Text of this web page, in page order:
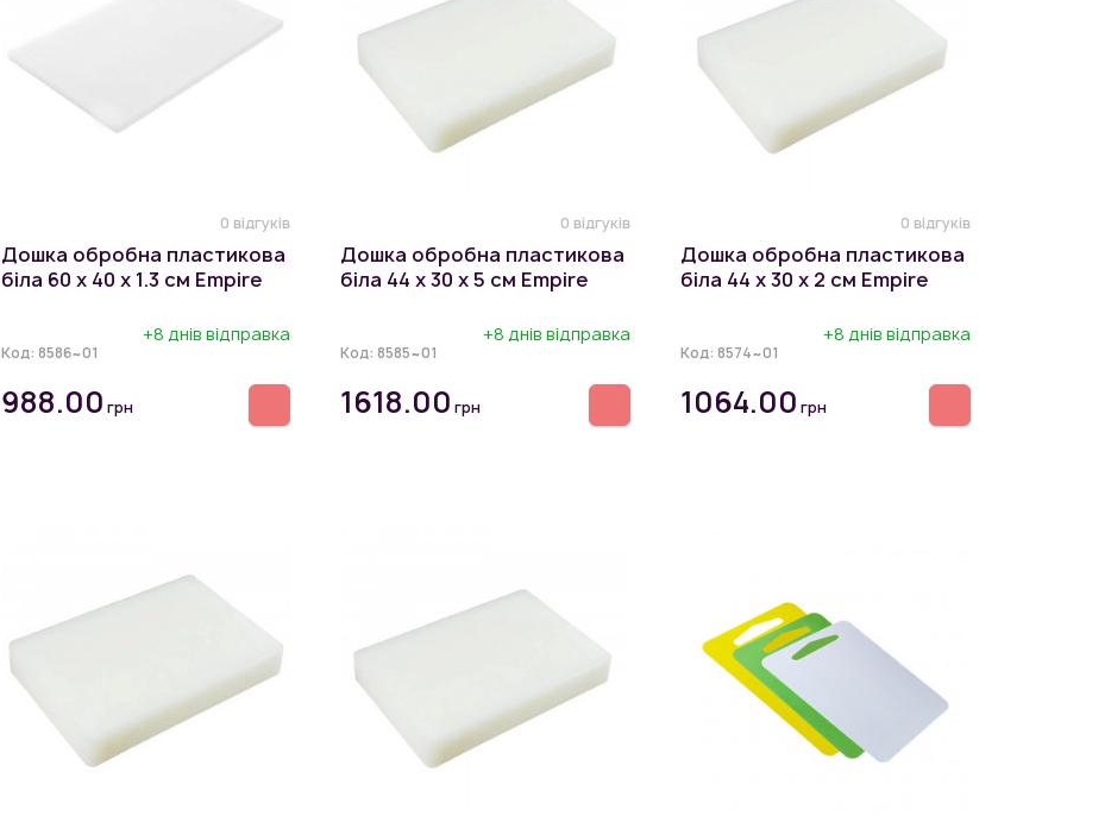
0 відгуків
Дошка обробна пластикова
біла 60 х 40 х 1.3 см Empire
+8 днів відправка
Код: 8586~01
988.00 грн
0 відгуків
Дошка обробна пластикова
біла 44 х 30 х 5 см Empire
+8 днів відправка
Код:8585~01
1618.00 грн
0 відгуків
Дошка обробна пластикова
біла 44 х 30 х 2 см Empire
+8 днів відправка
Код:8574~01
1064.00 грн